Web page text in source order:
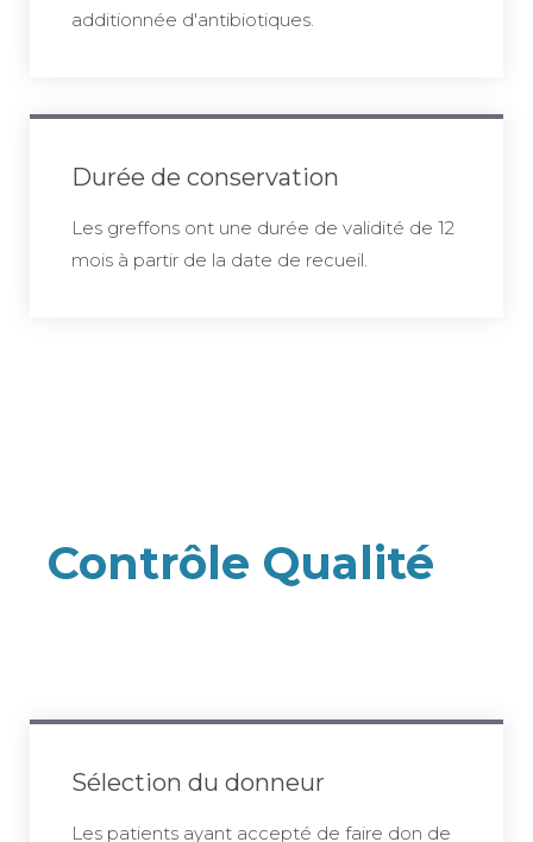
additionnée d'antibiotiques.
Durée de conservation
Les greffons ont une durée de validité de 12
mois à partir de la date de recueil.
Contrôle Qualité
Sélection du donneur
Les patients ayant accepté de faire don de